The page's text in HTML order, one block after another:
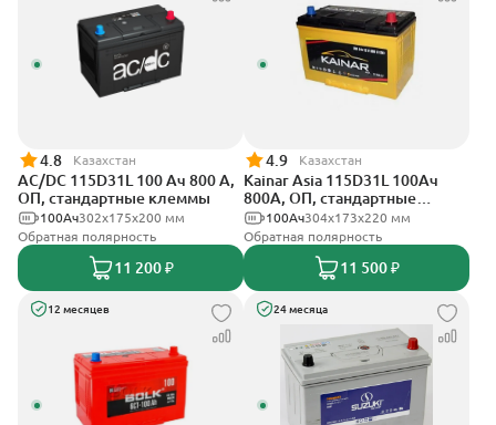
4.8 Казахстан
AC/DC 115D31L 100 Ач 800 А,
ОП, стандартные клеммы
302x175x200 мм
100Ач
Обратная полярность
11 200 ₽
4.9 Казахстан
Kainar Asia 115D31L 100Ач
800А, ОП, стандартные
клеммы304х173х220 мм
100Ач
Обратная полярность
11 500 ₽
12 месяцев 24 месяца